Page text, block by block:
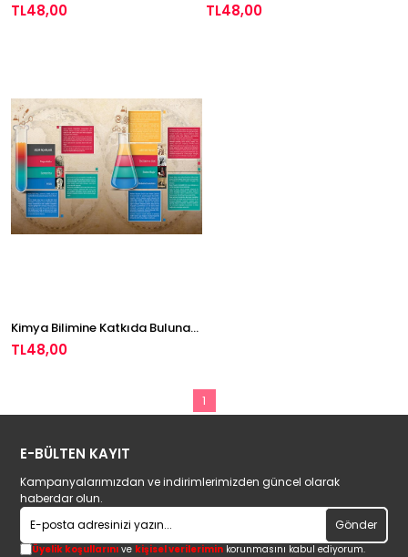
TL48,00 TL48,00
Kimya Bilimine Katkıda Bulunan Bilim İnsanları P KİM 21
TL48,00
1
E-BÜLTEN KAYIT
Kampanyalarımızdan ve indirimlerimizden güncel olarak
haberdar olun.
Gönder
Üyelik koşullarını ve kişisel verilerimin korunmasını kabul ediyorum.